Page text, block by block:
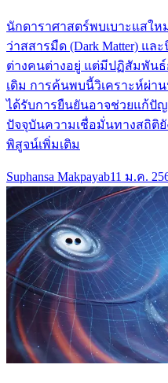
นักดาราศาสตร์พบเบาะแสให
ว่าสสารมืด (Dark Matter) แล
ต่างคนต่างอยู่ แต่มีปฏิสัมพัน
เดิม การค้นพบนี้วิเคราะห์ผ่าน
ได้รับการยืนยันอาจช่วยแก้ปั
ปัจจุบันความเชื่อมั่นทางสถิติ
พิสูจน์เพิ่มเติม
Suphansa Makpayab11 ม.ค.